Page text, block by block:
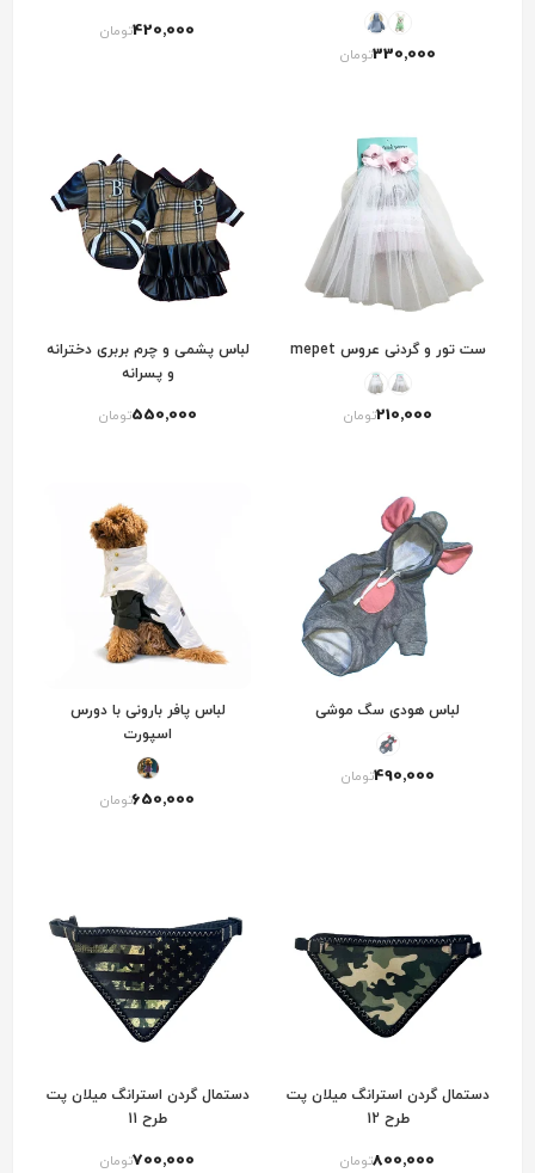
330٬000تومان
420٬000تومان
ست تور و گردنی عروس mepet
210٬000تومان
لباس پشمی و چرم بربری دخترانه
و پسرانه
550٬000تومان
لباس هودی سگ موشی
490٬000تومان
لباس پافر بارونی با دورس
اسپورت
650٬000تومان
دستمال گردن استرانگ میلان پت
طرح 12
800٬000تومان
دستمال گردن استرانگ میلان پت
طرح 11
700٬000تومان